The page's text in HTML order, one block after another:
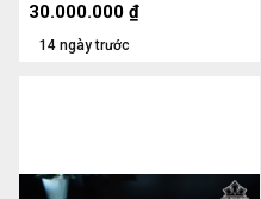
14 ngày trước
30.000.000 ₫